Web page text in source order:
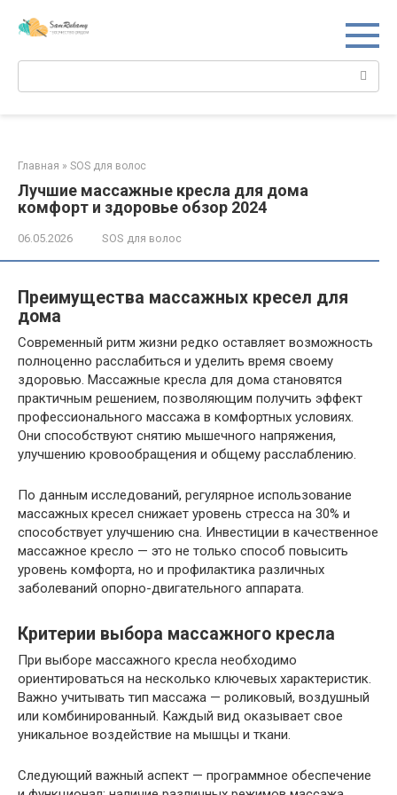
Главная » SOS для волос
Лучшие массажные кресла для дома
комфорт и здоровье обзор 2024
06.05.2026 SOS для волос
Преимущества массажных кресел для
дома
Современный ритм жизни редко оставляет возможность
полноценно расслабиться и уделить время своему
здоровью. Массажные кресла для дома становятся
практичным решением, позволяющим получить эффект
профессионального массажа в комфортных условиях.
Они способствуют снятию мышечного напряжения,
улучшению кровообращения и общему расслаблению.
По данным исследований, регулярное использование
массажных кресел снижает уровень стресса на 30% и
способствует улучшению сна. Инвестиции в качественное
массажное кресло — это не только способ повысить
уровень комфорта, но и профилактика различных
заболеваний опорно-двигательного аппарата.
Критерии выбора массажного кресла
При выборе массажного кресла необходимо
ориентироваться на несколько ключевых характеристик.
Важно учитывать тип массажа — роликовый, воздушный
или комбинированный. Каждый вид оказывает свое
уникальное воздействие на мышцы и ткани.
Следующий важный аспект — программное обеспечение